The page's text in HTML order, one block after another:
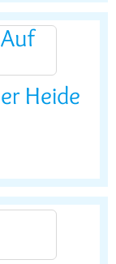
Heide